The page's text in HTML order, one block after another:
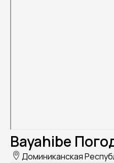
Bayahibe
Доминиканская